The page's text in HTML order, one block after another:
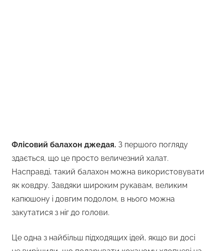
Флісовий балахон джедая. З першого погляду
здається, що це просто величезний халат.
Насправді, такий балахон можна використовувати
як ковдру. Завдяки широким рукавам, великим
капюшону і довгим подолом, в нього можна
закутатися з ніг до голови.
Це одна з найбільш підходящих ідей, якщо ви досі